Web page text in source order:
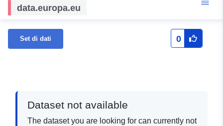
data.europa.eu
Set di dati 0
Dataset not available
The dataset you are looking for can currently not